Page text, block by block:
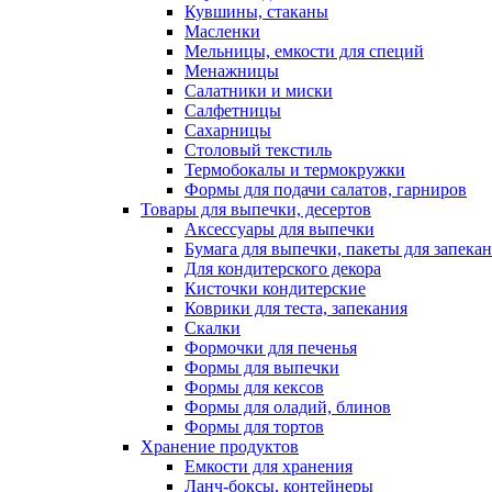
Кувшины, стаканы
Масленки
Мельницы, емкости для специй
Менажницы
Салатники и миски
Салфетницы
Сахарницы
Столовый текстиль
Термобокалы и термокружки
Формы для подачи салатов, гарниров
Товары для выпечки, десертов
Аксессуары для выпечки
Бумага для выпечки, пакеты для
Для кондитерского декора
Кисточки кондитерские
Коврики для теста, запекания
Скалки
Формочки для печенья
Формы для выпечки
Формы для кексов
Формы для оладий, блинов
Формы для тортов
Хранение продуктов
Емкости для хранения
Ланч-боксы, контейнеры